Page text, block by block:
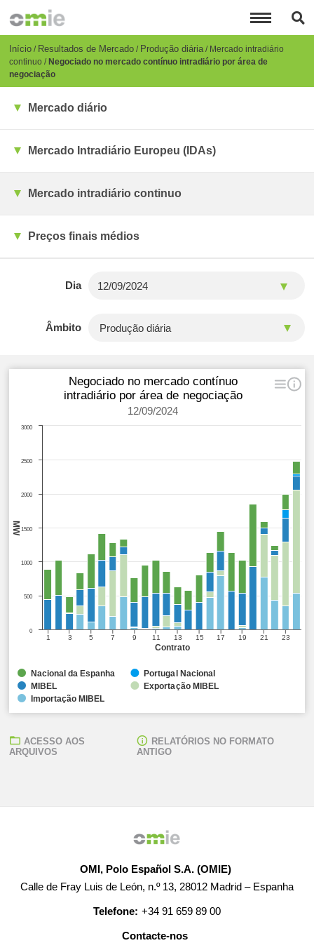
para
conteúdo
principal
Breadcrumb
Início Resultados de Mercado Produção diária Mercado intradiário
continuo Negociado no mercado contínuo intradiário por área de
negociação
Mercado diário
Mercado Intradiário Europeu (IDAs)
Mercado intradiário continuo
Preços finais médios
Dia
Âmbito
Contrato
MW
Negociado no mercado contínuo
intradiário por área de negociação
12/09/2024
1 3 5 7 9 11 13 15 17 19 21 23
0
500
1000
1500
2000
2500
3000
Nacional da Espanha Portugal Nacional
MIBEL Exportação MIBEL
Importação MIBEL
ACESSO AOS
ARQUIVOS
RELATÓRIOS NO FORMATO
ANTIGO
OMI, Polo Español S.A. (OMIE)
Calle de Fray Luis de León, n.º 13, 28012 Madrid – Espanha
Telefone: +34 91 659 89 00
Contacte-nos